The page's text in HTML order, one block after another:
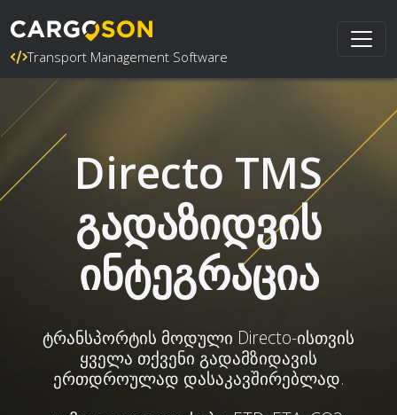
Transport Management Software
Directo TMS
გადაზიდვის
ინტეგრაცია
ტრანსპორტის მოდული Directo-ისთვის
ყველა თქვენი გადამზიდავის
ერთდროულად დასაკავშირებლად.